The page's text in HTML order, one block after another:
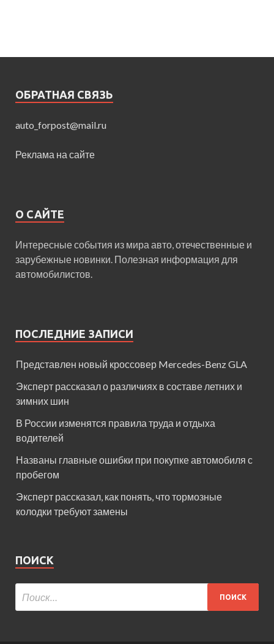
ОБРАТНАЯ СВЯЗЬ
auto_forpost@mail.ru
Реклама на сайте
О САЙТЕ
Интересные события из мира авто, отечественные и
зарубежные новинки. Полезная информация для
автомобилистов.
ПОСЛЕДНИЕ ЗАПИСИ
Представлен новый кроссовер Mercedes-Benz GLA
Эксперт рассказал о различиях в составе летних и
зимних шин
В России изменятся правила труда и отдыха
водителей
Названы главные ошибки при покупке автомобиля с
пробегом
Эксперт рассказал, как понять, что тормозные
колодки требуют замены
ПОИСК